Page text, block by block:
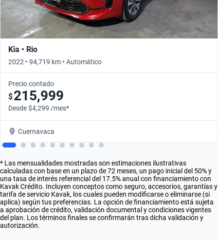
Kia • Rio
2022 • 94,719 km • Automático
Precio contado
$215,999
Desde $4,299 /mes*
Cuernavaca
* Las mensualidades mostradas son estimaciones ilustrativas
calculadas con base en un plazo de 72 meses, un pago inicial del 50% y
una tasa de interés referencial del 17.5% anual con financiamiento con
Kavak Crédito. Incluyen conceptos como seguro, accesorios, garantías y
tarifa de servicio Kavak, los cuales pueden modificarse o eliminarse (si
aplica) según tus preferencias. La opción de financiamiento está sujeta
a aprobación de crédito, validación documental y condiciones vigentes
del plan. Los términos finales se confirmarán tras dicha validación y
autorización.